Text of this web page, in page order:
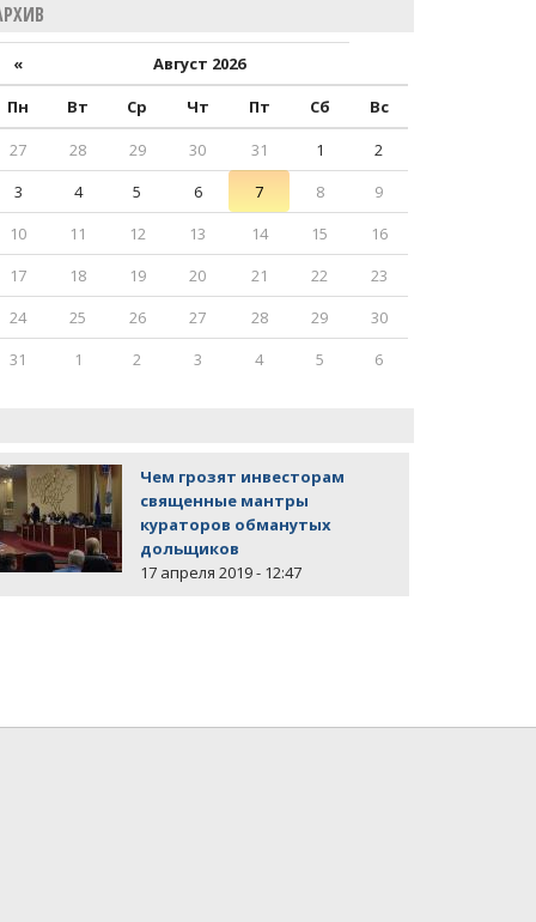
«
Август 2026
Пн
Вт Ср Чт Пт Сб
Вс
27
28 29 30 31 1
2
3
4 5 6 7 8
9
10
11 12 13 14 15
16
17
18 19 20 21 22
23
24
25 26 27 28 29
30
31
1 2 3 4 5 6
Чем грозят инвесторам
священные мантры
кураторов обманутых
дольщиков
17 апреля 2019 - 12:47